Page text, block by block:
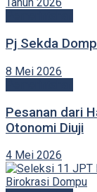
Pj Sekda
8 Mei 2026
Pesanan dari
Otonomi Diuji
4 Mei 2026